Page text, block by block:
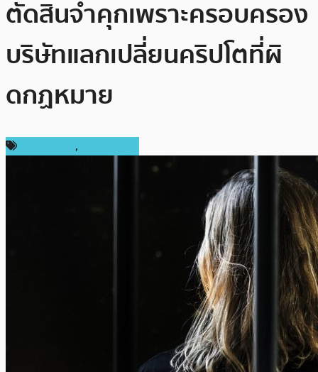
ตัดสินจำคุกเพราะครอบครอง
บริษัทแลกเปลี่ยนคริปโตที่ผิ
ดกฏหมาย
,